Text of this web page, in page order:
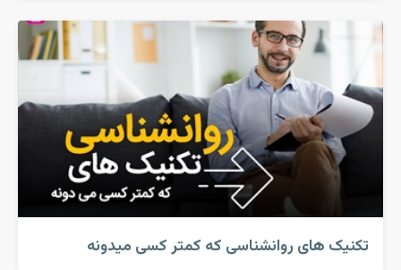
تکنیک های روانشناسی که کمتر کسی میدونه